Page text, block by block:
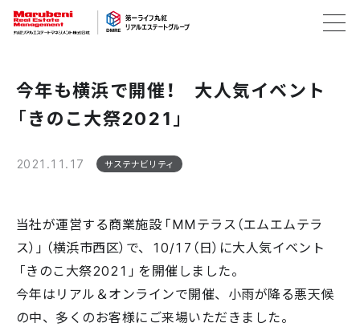
今年も横浜で開催！ 大人気イベント
「きのこ大祭2021」
2021.11.17 サステナビリティ
当社が運営する商業施設「MMテラス（エムエムテラ
ス）」（横浜市西区）で、10/17（日）に大人気イベント
「きのこ大祭2021」を開催しました。
今年はリアル＆オンラインで開催、小雨が降る悪天候
の中、多くのお客様にご来場いただきました。